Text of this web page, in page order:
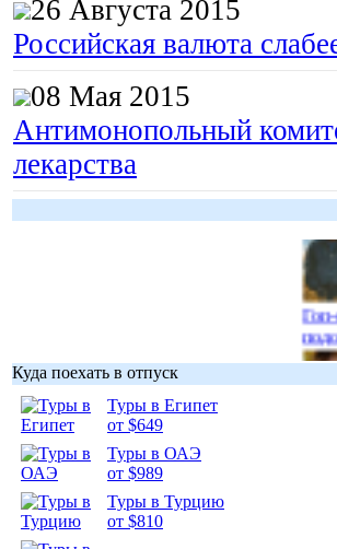
26 Августа 2015
Российская валюта
08 Мая 2015
Антимонопольный
лекарства
Куда поехать в отпуск
Туры в Египет
от $649
Туры в ОАЭ
от $989
Туры в Турцию
от $810